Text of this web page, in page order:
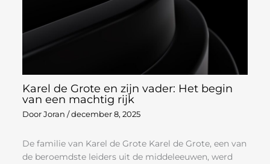
Karel de Grote en zijn vader: Het begin
van een machtig rijk
Door Joran /december 8, 2025
De familie van Karel de Grote Karel de Grote, een van
de beroemdste leiders uit de middeleeuwen, werd